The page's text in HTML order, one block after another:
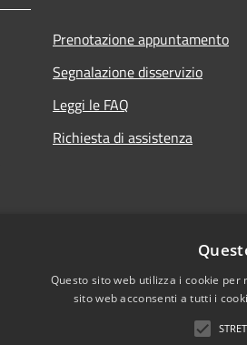
Prenotazione appuntamento
Segnalazione disservizio
Leggi le FAQ
Richiesta di assistenza
Questo sito web utilizza i cookie
sito web acconsenti a tutti i